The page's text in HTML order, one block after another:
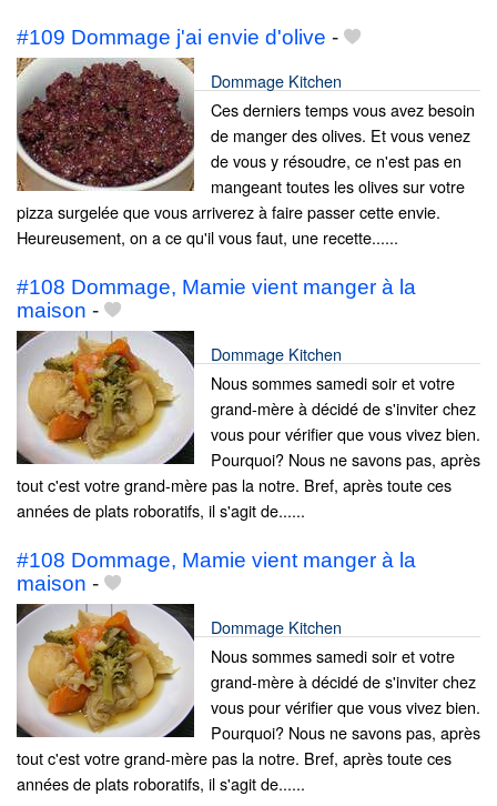
#109 Dommage j'ai envie d'olive -
Dommage Kitchen
Ces derniers temps vous avez besoin
de manger des olives. Et vous venez
de vous y résoudre, ce n'est pas en
mangeant toutes les olives sur votre
pizza surgelée que vous arriverez à faire passer cette envie.
Heureusement, on a ce qu'il vous faut, une recette......
#108 Dommage, Mamie vient manger à la
maison -
Dommage Kitchen
Nous sommes samedi soir et votre
grand-mère à décidé de s'inviter chez
vous pour vérifier que vous vivez bien.
Pourquoi? Nous ne savons pas, après
tout c'est votre grand-mère pas la notre. Bref, après toute ces
années de plats roboratifs, il s'agit de......
#108 Dommage, Mamie vient manger à la
maison -
Dommage Kitchen
Nous sommes samedi soir et votre
grand-mère à décidé de s'inviter chez
vous pour vérifier que vous vivez bien.
Pourquoi? Nous ne savons pas, après
tout c'est votre grand-mère pas la notre. Bref, après toute ces
années de plats roboratifs, il s'agit de......